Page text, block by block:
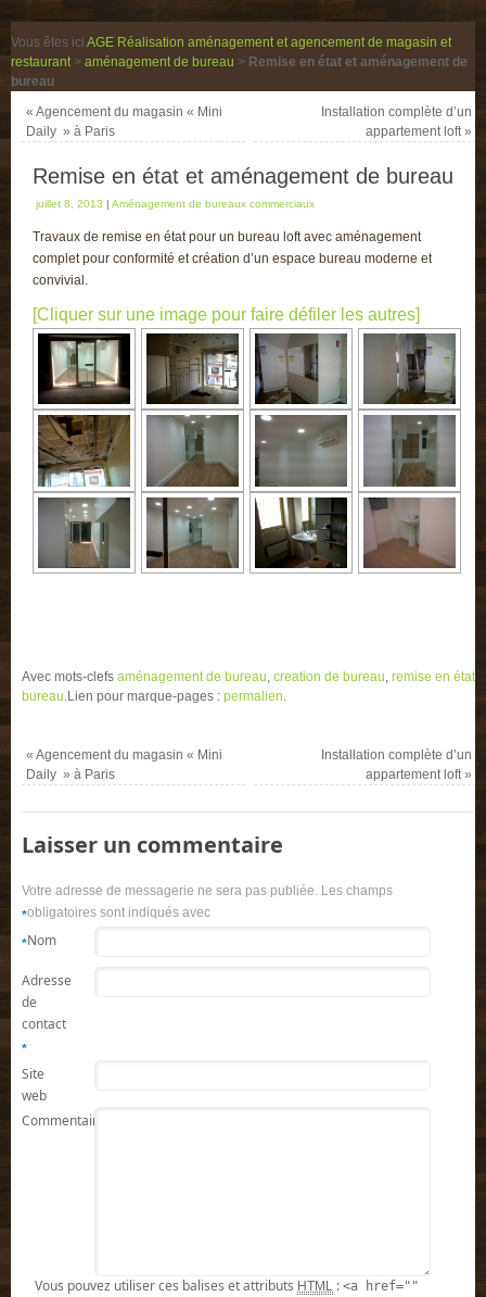
Vous êtes ici AGE Réalisation aménagement et agencement de magasin et
restaurant > aménagement de bureau > Remise en état et aménagement de
bureau
« Agencement du magasin « Mini
Daily » à Paris
Installation complète d’un
appartement loft»
Remise en état et aménagement de bureau
juillet 8, 2013 | Aménagement de bureaux commerciaux
Travaux de remise en état pour un bureau loft avec aménagement
complet pour conformité et création d’un espace bureau moderne et
convivial.
[Cliquer sur une image pour faire défiler les autres]
Avec mots-clefs aménagement de bureau, creation de bureau, remise en état
bureau.Lien pour marque-pages : permalien.
« Agencement du magasin « Mini
Daily » à Paris
Installation complète d’un
appartement loft»
Laisser un commentaire
Votre adresse de messagerie ne sera pas publiée. Les champs
obligatoires sont indiqués avec
*
Nom
*
Adresse
de
contact
*
Site
web
Commentaire
Vous pouvez utiliser ces balises et attributs HTML : <a href=""